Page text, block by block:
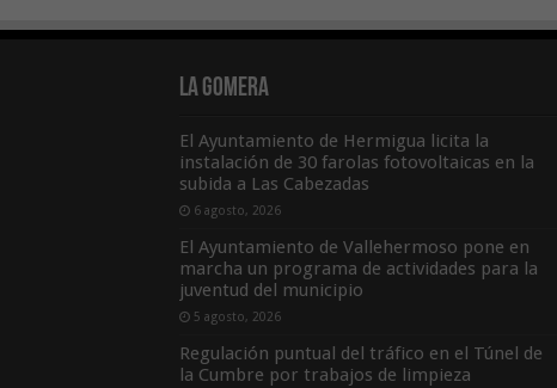
La Gomera
El Ayuntamiento de Hermigua licita la
instalación de 30 farolas fotovoltaicas en la
subida a Las Cabezadas
6 agosto, 2026
El Ayuntamiento de Vallehermoso pone en
marcha un programa de actividades para la
juventud del municipio
5 agosto, 2026
Regulación puntual del tráfico en el Túnel de
la Cumbre por trabajos de limpieza